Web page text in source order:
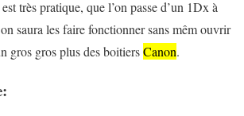
très pratique, que l’on passe d’un 1Dx à
saura les faire fonctionner sans mêm ouvrir
gros gros plus des boitiersCanon.